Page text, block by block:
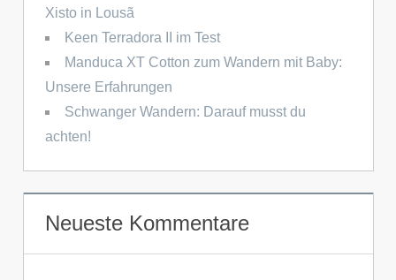
Xisto in Lousã
Keen Terradora II im Test
Manduca XT Cotton zum Wandern mit Baby:
Unsere Erfahrungen
Schwanger Wandern: Darauf musst du
achten!
Neueste Kommentare